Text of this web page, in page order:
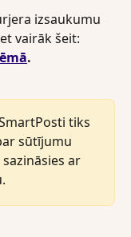
izsaukumu
vairāk šeit:
.
tiks
sūtījumu
ar